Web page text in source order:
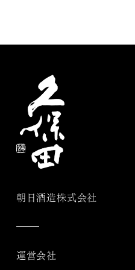
朝日酒造株式会社
運営会社